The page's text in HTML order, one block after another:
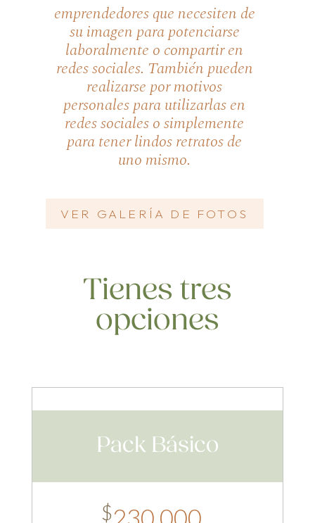
emprendedores que necesiten de
su imagen para potenciarse
laboralmente o compartir en
redes sociales. También pueden
realizarse por motivos
personales para utilizarlas en
redes sociales o simplemente
para tener lindos retratos de
uno mismo.
VER GALERÍA DE FOTOS
Tienes tres
opciones
Pack Básico
$